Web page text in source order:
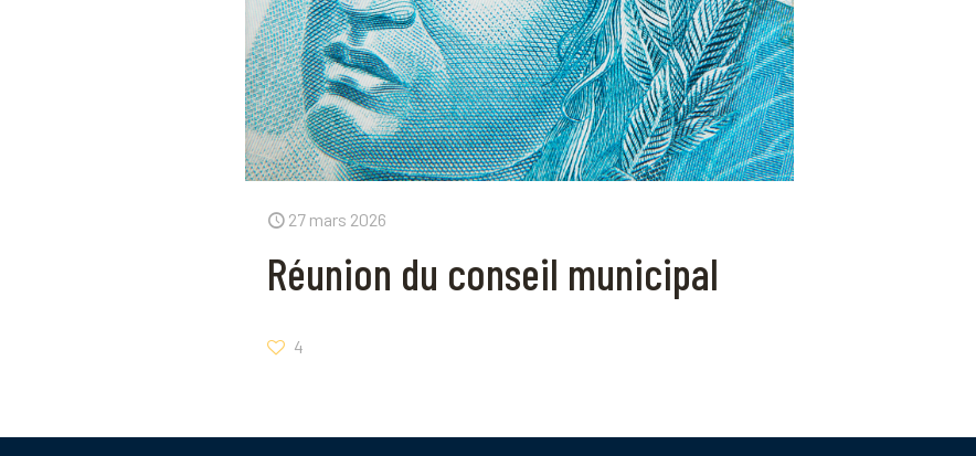
27 mars 2026
Réunion du conseil municipal
4